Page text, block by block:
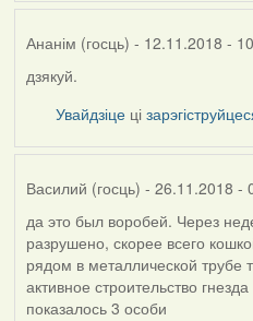
Ананім (госць) - 12.11.2018 -
In
reply
by
дзякуй.
Увайдзіце ці
Василий (госць) - 26.11.2018 -
да это был воробей. Через
разрушено, скорее всего
рядом в металлической
активное строительство
показалось 3 особи